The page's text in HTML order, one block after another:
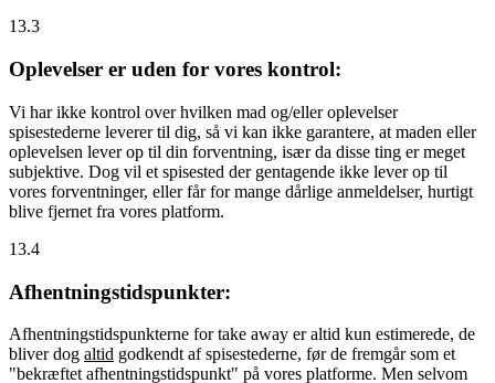
13.3
Oplevelser er uden for vores kontrol:
Vi har ikke kontrol over hvilken mad og/eller oplevelser
spisestederne leverer til dig, så vi kan ikke garantere, at maden eller
oplevelsen lever op til din forventning, især da disse ting er meget
subjektive. Dog vil et spisested der gentagende ikke lever op til
vores forventninger, eller får for mange dårlige anmeldelser, hurtigt
blive fjernet fra vores platform.
13.4
Afhentningstidspunkter:
Afhentningstidspunkterne for take away er altid kun estimerede, de
bliver dog altid godkendt af spisestederne, før de fremgår som et
"bekræftet afhentningstidspunkt" på vores platforme. Men selvom